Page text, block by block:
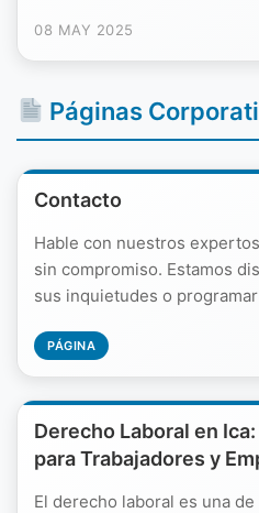
08 MAY 2025
Páginas
Contacto
Hable con nuestros
sin compromiso. Estamos
sus inquietudes o
PÁGINA
Derecho Laboral en
para Trabajadores y
El derecho laboral es una